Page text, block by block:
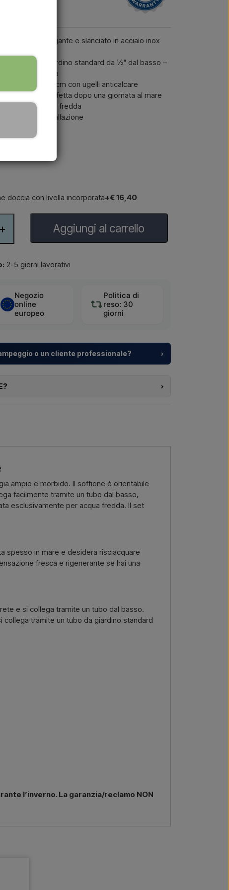
con design elegante e slanciato in acciaio inox
tubo da giardino standard da ½" dal basso –
idrica fissa
da 20 cm con ugelli anticalcare
o piscina – perfetta dopo una giornata al mare
regolare l’acqua fredda
semplice installazione
doccia con livella incorporata+€ 16,40
+ Aggiungi al carrello
2-5 giorni lavorativi
Negozio
online
europeo
Politica di
reso: 30
giorni
o un cliente professionale?
›
›
via email →
ampio e morbido. Il soffione è orientabile
facilmente tramite un tubo dal basso,
esclusivamente per acqua fredda. Il set
spesso in mare e desidera risciacquare
fresca e rigenerante se hai una
e si collega tramite un tubo dal basso.
collega tramite un tubo da giardino standard
l’inverno. La garanzia/reclamo NON